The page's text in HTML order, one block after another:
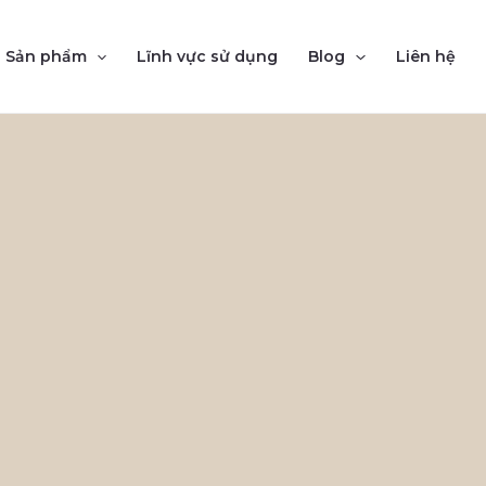
Sản phẩm Lĩnh vực sử dụng Blog Liên hệ